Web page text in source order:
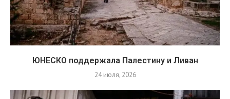
ЮНЕСКО поддержала Палестину и Ливан
24 июля, 2026